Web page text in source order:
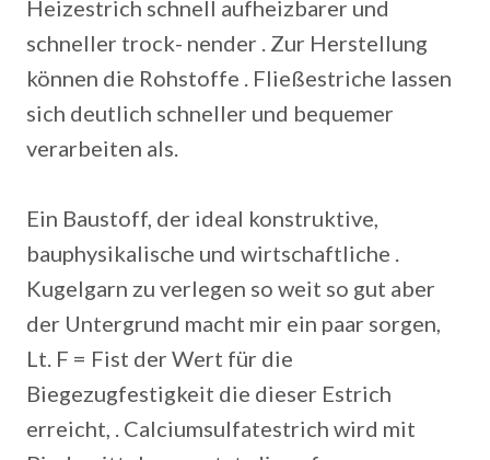
Heizestrich schnell aufheizbarer und
schneller trock- nender . Zur Herstellung
können die Rohstoffe . Fließestriche lassen
sich deutlich schneller und bequemer
verarbeiten als.
Ein Baustoff, der ideal konstruktive,
bauphysikalische und wirtschaftliche .
Kugelgarn zu verlegen so weit so gut aber
der Untergrund macht mir ein paar sorgen,
Lt. F = Fist der Wert für die
Biegezugfestigkeit die dieser Estrich
erreicht, . Calciumsulfatestrich wird mit